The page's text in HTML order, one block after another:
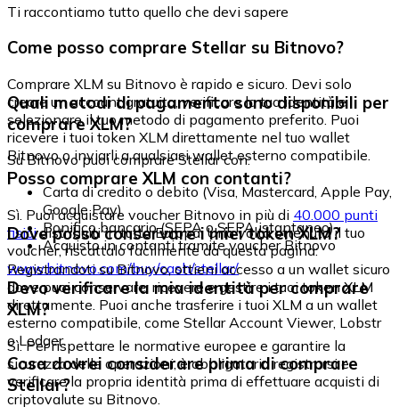
Ti raccontiamo tutto quello che devi sapere
Come posso comprare Stellar su Bitnovo?
Comprare XLM su Bitnovo è rapido e sicuro. Devi solo
creare un account gratuito, verificare la tua identità e
selezionare il tuo metodo di pagamento preferito. Puoi
ricevere i tuoi token XLM direttamente nel tuo wallet
Bitnovo o inviarli a qualsiasi wallet esterno compatibile.
Quali metodi di pagamento sono disponibili per
comprare XLM?
Su Bitnovo puoi comprare Stellar con:
Carta di credito o debito (Visa, Mastercard, Apple Pay,
Google Pay)
Bonifico bancario (SEPA o SEPA istantaneo)
Acquisto in contanti tramite voucher Bitnovo
Posso comprare XLM con contanti?
Sì. Puoi acquistare voucher Bitnovo in più di 40.000 punti
fisicidistribuiti in tutta Europa. Una volta ottenuto il tuo
voucher, riscattalo facilmente da questa pagina:
www.bitnovo.com/buy/cash/stellar/
Dove posso conservare i miei token XLM?
Registrandoti su Bitnovo, ottieni accesso a un wallet sicuro
dove puoi conservare, ricevere e gestire i tuoi token XLM
direttamente. Puoi anche trasferire i tuoi XLM a un wallet
esterno compatibile, come Stellar Account Viewer, Lobstr
o Ledger.
Devo verificare la mia identità per comprare
XLM?
Sì. Per rispettare le normative europee e garantire la
sicurezza delle operazioni, è obbligatorio registrarsi e
verificare la propria identità prima di effettuare acquisti di
criptovalute su Bitnovo.
Cosa dovrei considerare prima di comprare
Stellar?